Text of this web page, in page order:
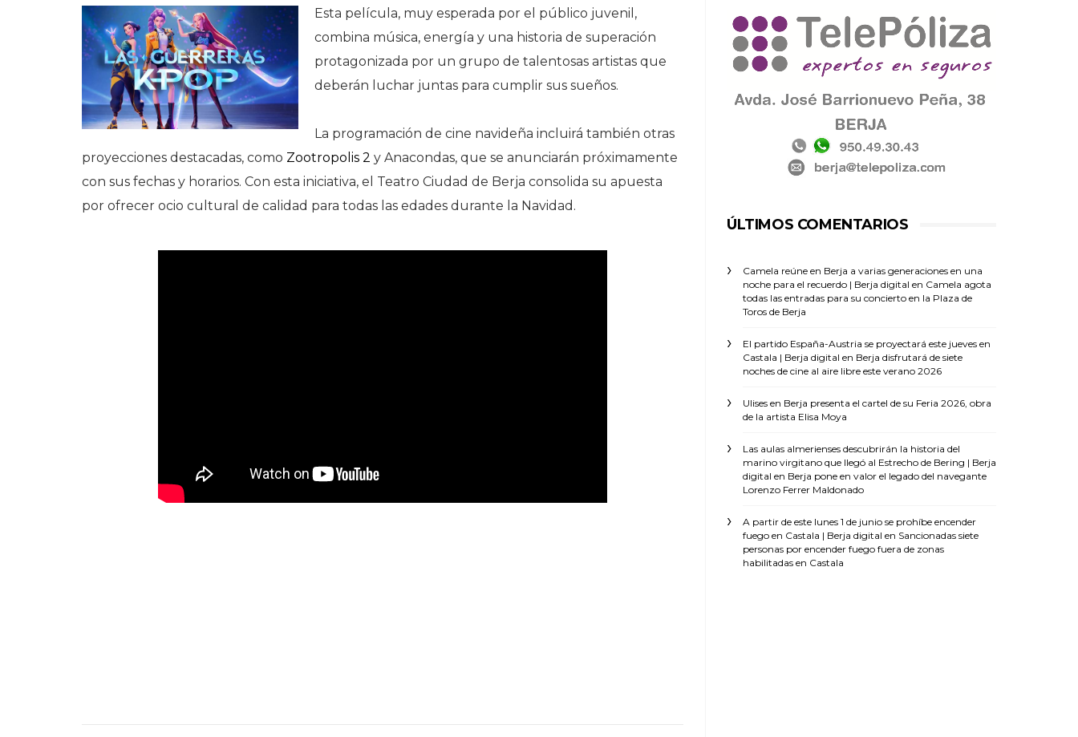
Esta película, muy esperada por el público juvenil,
combina música, energía y una historia de superación
protagonizada por un grupo de talentosas artistas que
deberán luchar juntas para cumplir sus sueños.
La programación de cine navideña incluirá también otras
proyecciones destacadas, como Zootropolis 2 y Anacondas, que se anunciarán próximamente
con sus fechas y horarios. Con esta iniciativa, el Teatro Ciudad de Berja consolida su apuesta
por ofrecer ocio cultural de calidad para todas las edades durante la Navidad.
ÚLTIMOS COMENTARIOS
Camela reúne en Berja a varias generaciones en una
noche para el recuerdo | Berja digital en Camela agota
todas las entradas para su concierto en la Plaza de
Toros de Berja
El partido España-Austria se proyectará este jueves en
Castala | Berja digital en Berja disfrutará de siete
noches de cine al aire libre este verano 2026
Ulises en Berja presenta el cartel de su Feria 2026, obra
de la artista Elisa Moya
Las aulas almerienses descubrirán la historia del
marino virgitano que llegó al Estrecho de Bering | Berja
digital en Berja pone en valor el legado del navegante
Lorenzo Ferrer Maldonado
A partir de este lunes 1 de junio se prohíbe encender
fuego en Castala | Berja digital en Sancionadas siete
personas por encender fuego fuera de zonas
habilitadas en Castala